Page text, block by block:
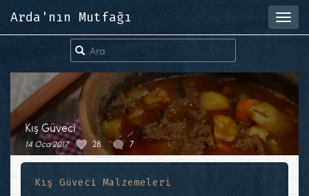
Arda'nın Mutfağı
Kış Güveci
14 Oca 2017 28 7
Kış Güveci Malzemeleri